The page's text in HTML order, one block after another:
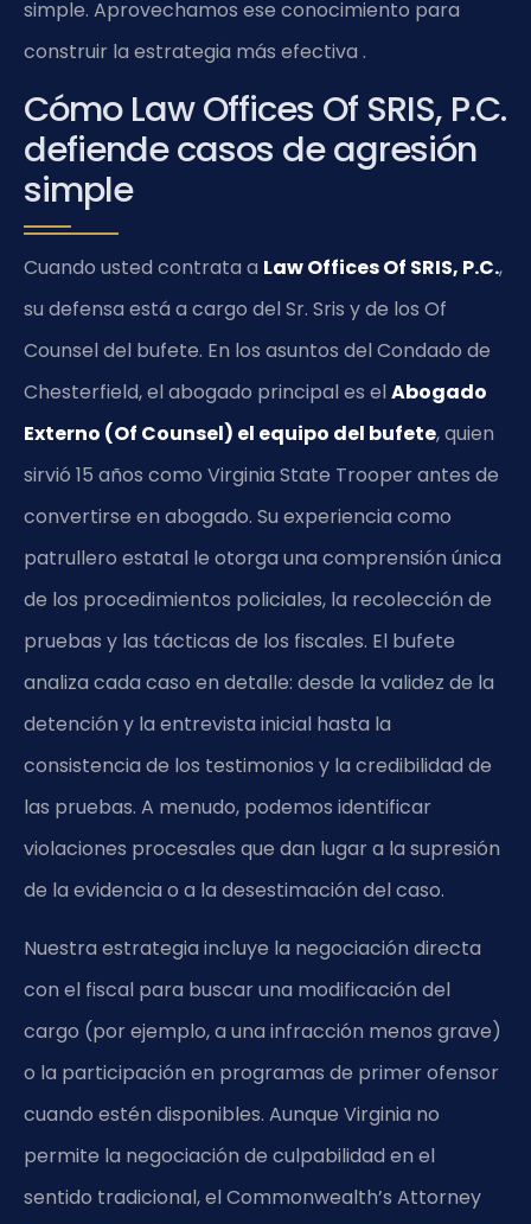
simple. Aprovechamos ese conocimiento para
construir la estrategia más efectiva .
Cómo Law Offices Of SRIS, P.C.
defiende casos de agresión
simple
Cuando usted contrata a Law Offices Of SRIS, P.C.,
su defensa está a cargo del Sr. Sris y de los Of
Counsel del bufete. En los asuntos del Condado de
Chesterfield, el abogado principal es el Abogado
Externo (Of Counsel) el equipo del bufete, quien
sirvió 15 años como Virginia State Trooper antes de
convertirse en abogado. Su experiencia como
patrullero estatal le otorga una comprensión única
de los procedimientos policiales, la recolección de
pruebas y las tácticas de los fiscales. El bufete
analiza cada caso en detalle: desde la validez de la
detención y la entrevista inicial hasta la
consistencia de los testimonios y la credibilidad de
las pruebas. A menudo, podemos identificar
violaciones procesales que dan lugar a la supresión
de la evidencia o a la desestimación del caso.
Nuestra estrategia incluye la negociación directa
con el fiscal para buscar una modificación del
cargo (por ejemplo, a una infracción menos grave)
o la participación en programas de primer ofensor
cuando estén disponibles. Aunque Virginia no
permite la negociación de culpabilidad en el
sentido tradicional, el Commonwealth’s Attorney